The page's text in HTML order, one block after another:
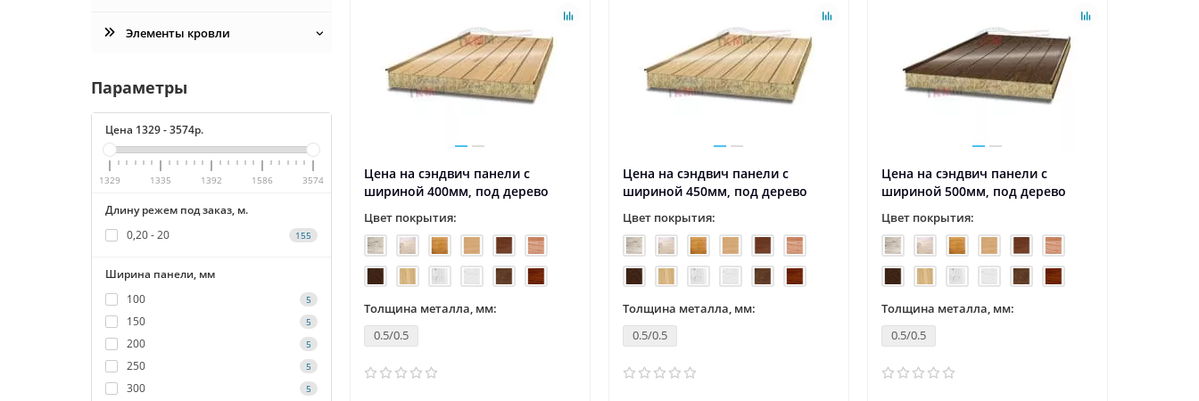
Элементы кровли
Параметры
Цена 1329-3574р.
1329 1335 1392 1586 3574
Длину режем под заказ, м.
0,20 - 20
155
Ширина панели, мм
100
5
150 5
200 5
250 5
300 5
Цена на сэндвич панели с
шириной 400мм, под дерево
Цвет покрытия:
Толщина металла, мм:
0.5/0.5
Цена на сэндвич панели с
шириной 450мм, под дерево
Цвет покрытия:
Толщина металла, мм:
0.5/0.5
Цена на сэндвич панели с
шириной 500мм, под дерево
Цвет покрытия:
Толщина металла, мм:
0.5/0.5